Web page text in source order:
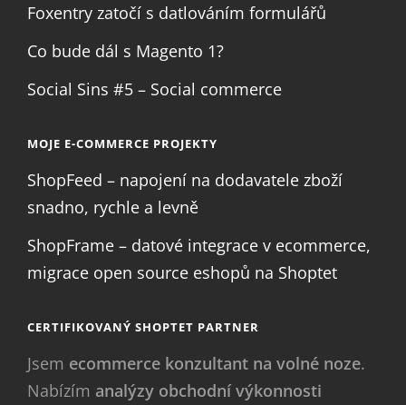
Foxentry zatočí s datlováním formulářů
Co bude dál s Magento 1?
Social Sins #5 – Social commerce
MOJE E-COMMERCE PROJEKTY
ShopFeed – napojení na dodavatele zboží
snadno, rychle a levně
ShopFrame – datové integrace v ecommerce,
migrace open source eshopů na Shoptet
CERTIFIKOVANÝ SHOPTET PARTNER
Jsem ecommerce konzultant na volné noze.
Nabízím analýzy obchodní výkonnosti